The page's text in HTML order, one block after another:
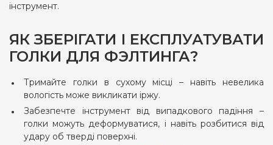
інструмент.
ЯК ЗБЕРІГАТИ І ЕКСПЛУАТУВАТИ
ГОЛКИ ДЛЯ ФЭЛТИНГА?
Тримайте голки в сухому місці – навіть невелика
вологість може викликати іржу.
Забезпечте інструмент від випадкового падіння –
голки можуть деформуватися, і навіть розбитися від
удару об тверді поверхні.